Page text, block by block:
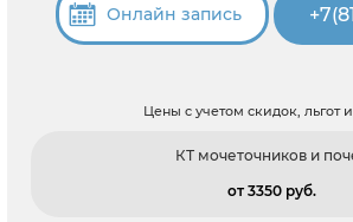
Онлайн запись
Цены с учетом скидок, льгот
КТ мочеточников и
от 3350 pуб.